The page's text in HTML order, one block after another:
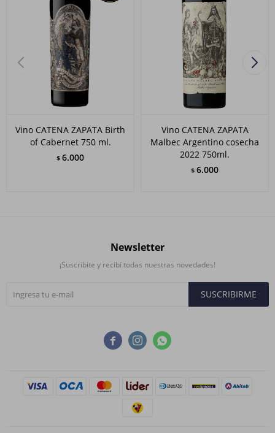
Vino CATENA ZAPATA Birth
of Cabernet 750 ml.
$ 6.000
Vino CATENA ZAPATA
Malbec Argentino cosecha
2022 750ml.
$ 6.000
  
Newsletter
¡Suscribite y recibí todas nuestras novedades!
SUSCRIBIRME